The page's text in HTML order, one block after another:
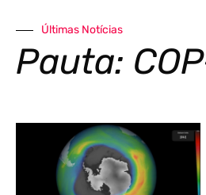
Últimas Notícias
Pauta: